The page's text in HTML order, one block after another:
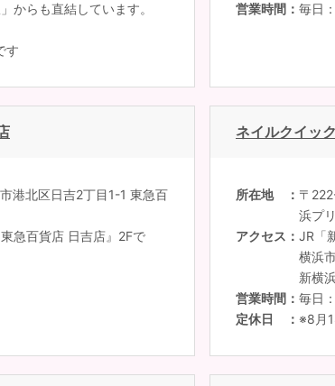
からも直結しています。
す
営業時間
毎日
港北区日吉2丁目1-1 東急百
急百貨店 日吉店』2Fで
ネイルクイッ
所在地
〒
浜プ
アクセス
JR「
横浜
新横
営業時間
毎日
定休日
※8月